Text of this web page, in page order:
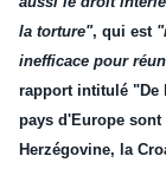
la torture", qui est
inefficace pour
rapport intitulé "De
pays d'Europe sont
Herzégovine, la